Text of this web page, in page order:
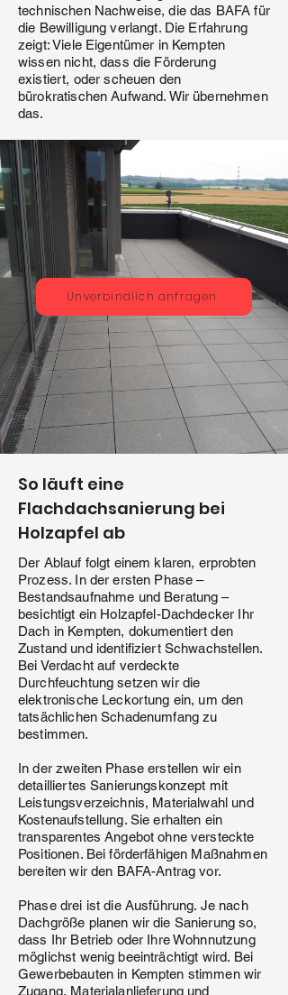
technischen Nachweise, die das BAFA für
die Bewilligung verlangt. Die Erfahrung
zeigt: Viele Eigentümer in Kempten
wissen nicht, dass die Förderung
existiert, oder scheuen den
bürokratischen Aufwand. Wir übernehmen
das.
Unverbindlich anfragen
So läuft eine
Flachdachsanierung bei
Holzapfel ab
Der Ablauf folgt einem klaren, erprobten
Prozess. In der ersten Phase –
Bestandsaufnahme und Beratung –
besichtigt ein Holzapfel-Dachdecker Ihr
Dach in Kempten, dokumentiert den
Zustand und identifiziert Schwachstellen.
Bei Verdacht auf verdeckte
Durchfeuchtung setzen wir die
elektronische Leckortung ein, um den
tatsächlichen Schadenumfang zu
bestimmen.
In der zweiten Phase erstellen wir ein
detailliertes Sanierungskonzept mit
Leistungsverzeichnis, Materialwahl und
Kostenaufstellung. Sie erhalten ein
transparentes Angebot ohne versteckte
Positionen. Bei förderfähigen Maßnahmen
bereiten wir den BAFA-Antrag vor.
Phase drei ist die Ausführung. Je nach
Dachgröße planen wir die Sanierung so,
dass Ihr Betrieb oder Ihre Wohnnutzung
möglichst wenig beeinträchtigt wird. Bei
Gewerbebauten in Kempten stimmen wir
Zugang, Materialanlieferung und